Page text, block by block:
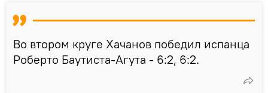
Во втором круге Хачанов победил испанца
Роберто Баутиста-Агута - 6:2, 6:2.